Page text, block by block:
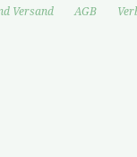
Versand AGB